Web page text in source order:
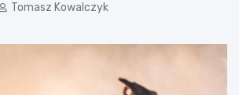
Tomasz Kowalczyk